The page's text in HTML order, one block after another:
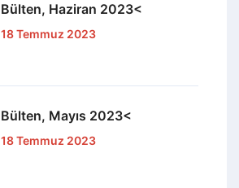
Bülten, Haziran 2023<
18 Temmuz 2023
Bülten, Mayıs 2023<
18 Temmuz 2023